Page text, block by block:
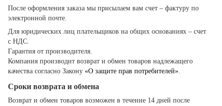
После оформления заказа мы присылаем вам счет – фактуру по
электронной почте.
Для юридических лиц плательщиков на общих основаниях – счет
с НДС.
Гарантия от производителя.
Компания производит возврат и обмен товаров надлежащего
качества согласно Закону «О защите прав потребителей».
Сроки возврата и обмена
Возврат и обмен товаров возможен в течение 14 дней после